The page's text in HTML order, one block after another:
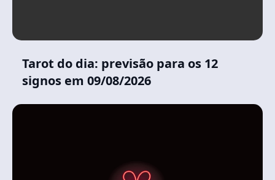
Tarot do dia: previsão para os 12
signos em 09/08/2026